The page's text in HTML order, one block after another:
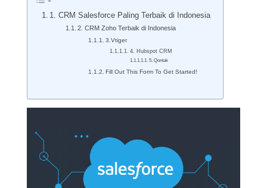
1. CRM Salesforce Paling Terbaik di Indonesia
2. CRM Zoho Terbaik di Indonesia
3.Vtiger
4. Hubspot CRM
5. Qontak
Fill Out This Form To Get Started!